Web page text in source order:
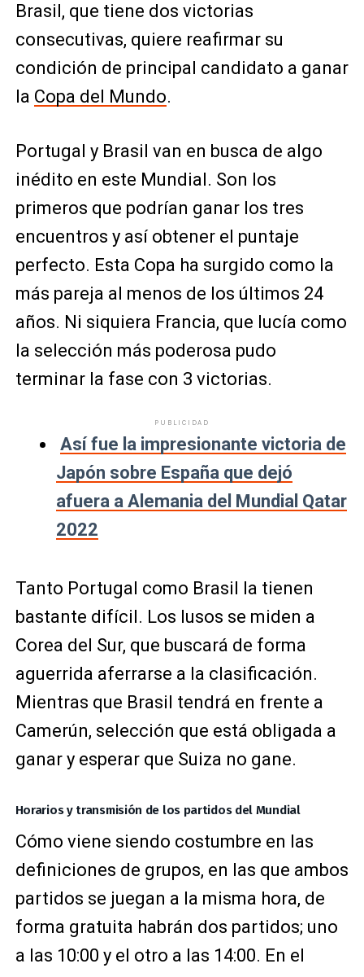
Brasil, que tiene dos victorias
consecutivas, quiere reafirmar su
condición de principal candidato a ganar
la Copa del Mundo.
Portugal y Brasil van en busca de algo
inédito en este Mundial. Son los
primeros que podrían ganar los tres
encuentros y así obtener el puntaje
perfecto. Esta Copa ha surgido como la
más pareja al menos de los últimos 24
años. Ni siquiera Francia, que lucía como
la selección más poderosa pudo
terminar la fase con 3 victorias.
PUBLICIDAD
Así fue la impresionante victoria de
Japón sobre España que dejó
afuera a Alemania del Mundial Qatar
2022
Tanto Portugal como Brasil la tienen
bastante difícil. Los lusos se miden a
Corea del Sur, que buscará de forma
aguerrida aferrarse a la clasificación.
Mientras que Brasil tendrá en frente a
Camerún, selección que está obligada a
ganar y esperar que Suiza no gane.
Horarios y transmisión de los partidos del Mundial
Cómo viene siendo costumbre en las
definiciones de grupos, en las que ambos
partidos se juegan a la misma hora, de
forma gratuita habrán dos partidos; uno
a las 10:00 y el otro a las 14:00. En el